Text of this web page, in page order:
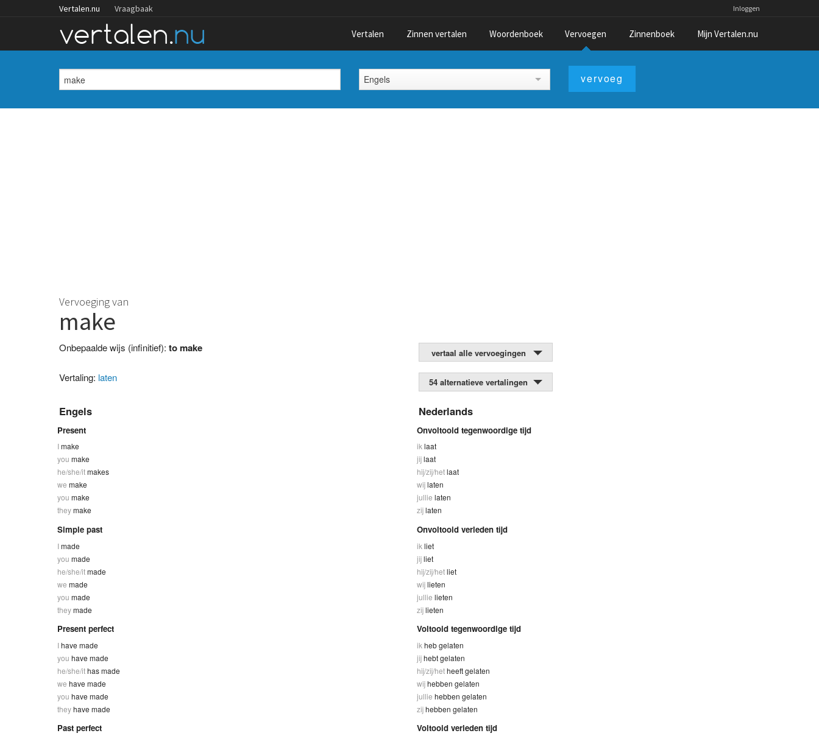
Vertalen.nu Vraagbaak Inloggen
Vertalen Zinnen vertalen Woordenboek Vervoegen Zinnenboek Mijn Vertalen.nu
Engels
Vervoeging van
make
Onbepaalde wijs (infinitief): to make vertaal alle vervoegingen
Vertaling: laten 54 alternatieve vertalingen
Engels Nederlands
Present
Imake
you make
he/she/itmakes
we make
you make
theymake
Onvoltooid tegenwoordige tijd
ik laat
jijlaat
hij/zij/hetlaat
wijlaten
jullie laten
zijlaten
Simple past
Imade
you made
he/she/itmade
we made
you made
theymade
Onvoltooid verleden tijd
ik liet
jijliet
hij/zij/hetliet
wijlieten
jullie lieten
zijlieten
Present perfect
Ihave made
you have made
he/she/ithas made
we have made
you have made
theyhave made
Voltooid tegenwoordige tijd
ik heb gelaten
jijhebt gelaten
hij/zij/hetheeft gelaten
wijhebben gelaten
jullie hebben gelaten
zijhebben gelaten
Past perfect Voltooid verleden tijd